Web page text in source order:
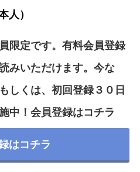
人）
限定です。有料会員登録
みいただけます。今な
しくは、初回登録３０日
中！会員登録はコチラ
はコチラ